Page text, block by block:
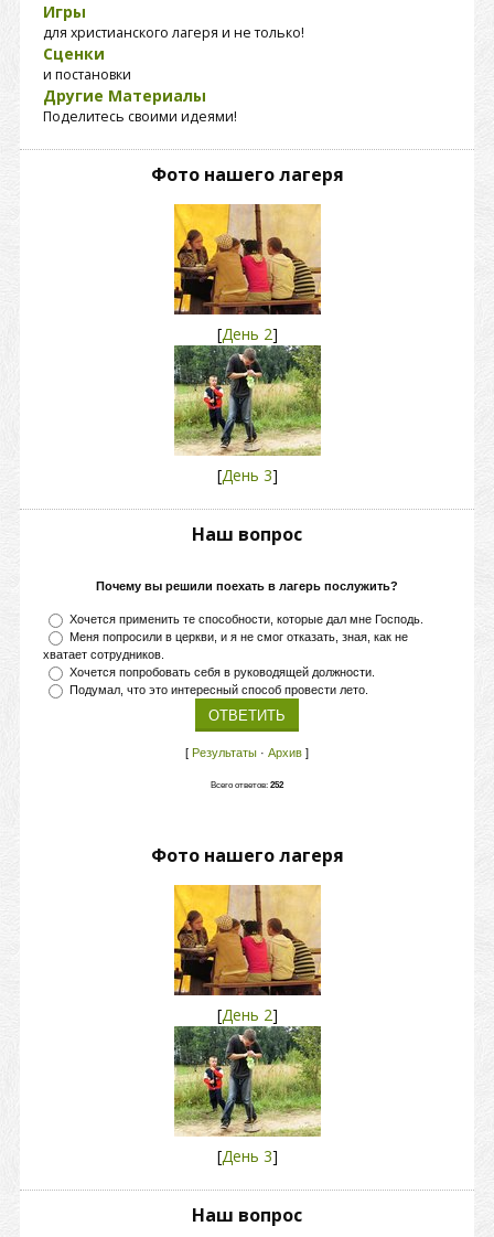
Игры
для христианского лагеря и не только!
Сценки
и постановки
Другие Материалы
Поделитесь своими идеями!
Фото нашего лагеря
[День 2]
[День 3]
Наш вопрос
Почему вы решили поехать в лагерь послужить?
Хочется применить те способности, которые дал мне Господь.
Меня попросили в церкви, и я не смог отказать, зная, как не
хватает сотрудников.
Хочется попробовать себя в руководящей должности.
Подумал, что это интересный способ провести лето.
[ Результаты · Архив ]
Всего ответов: 252
Фото нашего лагеря
[День 2]
[День 3]
Наш вопрос